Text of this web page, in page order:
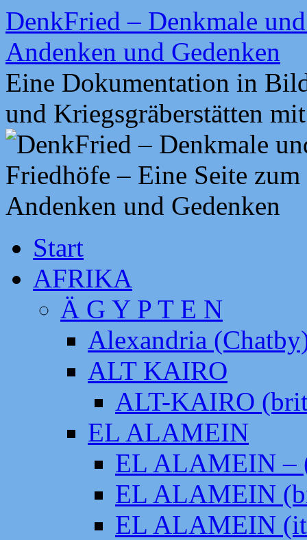
Zum
Inhalt
springen
DenkFried – Denkmale
Andenken und Gedenken
Eine Dokumentation in
und Kriegsgräberstätten
Start
AFRIKA
Ä G Y P T E N
Alexandria
ALT KAIRO
ALT-KAIRO
EL ALAMEIN
EL ALAMEIN –
EL ALAMEIN
EL ALAMEIN